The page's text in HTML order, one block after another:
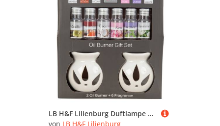
LB H&F Lilienburg Duftlampe 8er SET Duftlampe Duftset Geschenkset Aroma Advent Adventsdeko (Kerzenhalter Teelichthalter Windlicht SET Keramik weiß Deko Verdunster Duftschale Mitbringsel Gastgeschenk Lufterfrischer Raumerfrischer Wohnzimmer Landhaus Öle Massageöl Raumduftöl Kerzenöl Dekoration Raumöle Raumöl Aromaöle fragrance oil Geschenkset Tischdeko Herbst Winter Weihnachten Geburtstag Geschenk Idee Weihnachtsgeschenk Wellness, Raumduft Kerze Duftkerze Duftöl Mama Mutter Lufterfrische), Weihnachten Diffuser Aromatherapie Duftöl
von LB H&F Lilienburg